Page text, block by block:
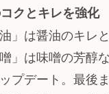
クとキレを強化
」は醤油のキレ
」は味噌の芳醇
プデート。最後